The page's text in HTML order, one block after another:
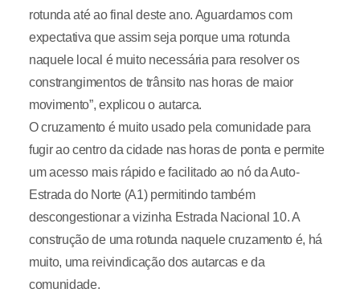
rotunda até ao final deste ano. Aguardamos com
expectativa que assim seja porque uma rotunda
naquele local é muito necessária para resolver os
constrangimentos de trânsito nas horas de maior
movimento”, explicou o autarca.
O cruzamento é muito usado pela comunidade para
fugir ao centro da cidade nas horas de ponta e permite
um acesso mais rápido e facilitado ao nó da Auto-
Estrada do Norte (A1) permitindo também
descongestionar a vizinha Estrada Nacional 10. A
construção de uma rotunda naquele cruzamento é, há
muito, uma reivindicação dos autarcas e da
comunidade.